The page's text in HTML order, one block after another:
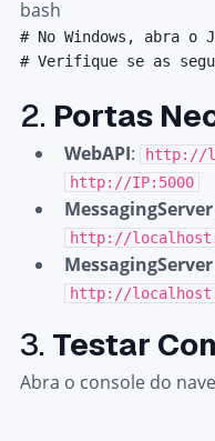
bash
# No Windows, abra o
# Verifique se as
2. Portas
WebAPI: http://
http://IP:5000
http://
http://
3. Testar
Abra o console do